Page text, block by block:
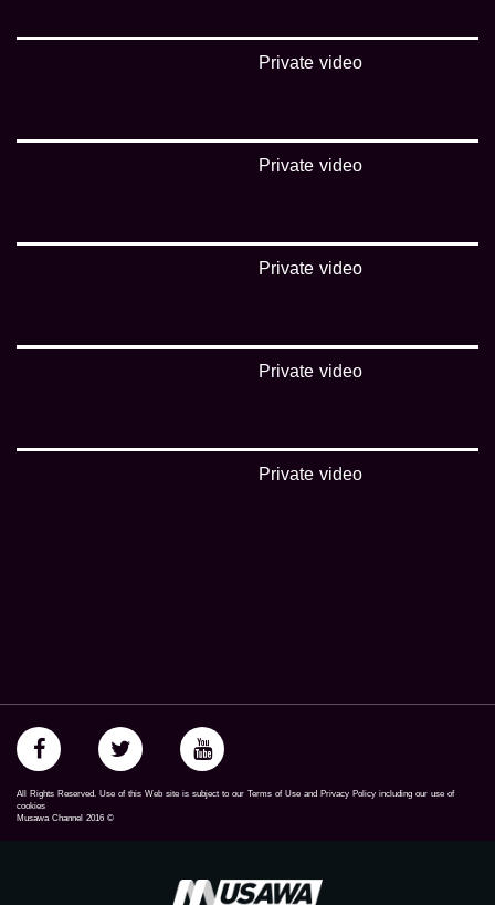
Private video
Private video
Private video
Private video
Private video
All Rights Reserved. Use of this Web site is subject to our Terms of Use and Privacy Policy including our use of
cookies
©
2016